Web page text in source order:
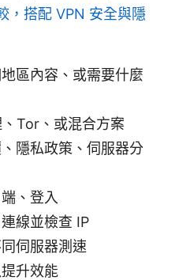
，搭配 VPN 安全與隱
區內容、或需要什麼
Tor、或混合方案
隱私政策、伺服器分
、登入
線並檢查 IP
伺服器測速
升效能